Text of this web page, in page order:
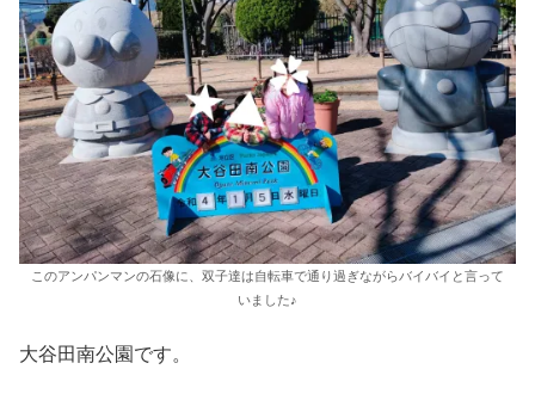
このアンパンマンの石像に、双子達は自転車で通り過ぎながらバイバイと言って
いました♪
大谷田南公園です。